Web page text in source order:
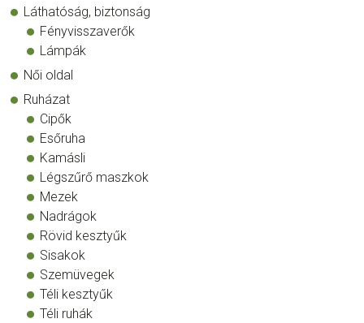
Láthatóság, biztonság
Fényvisszaverők
Lámpák
Női oldal
Ruházat
Cipők
Esőruha
Kamásli
Légszűrő maszkok
Mezek
Nadrágok
Rövid kesztyűk
Sisakok
Szemüvegek
Téli kesztyűk
Téli ruhák